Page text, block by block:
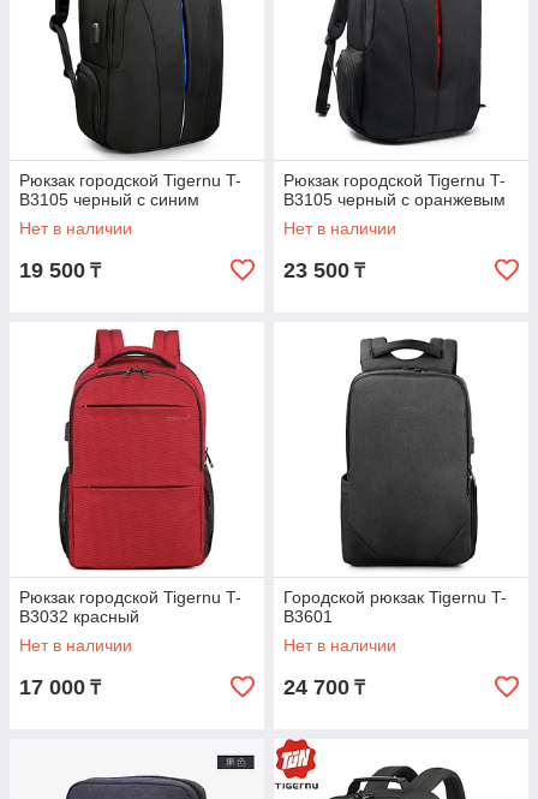
Рюкзак городской Tigernu T-
B3105 черный с синим
Нет в наличии
19 500 ₸
Рюкзак городской Tigernu T-
B3105 черный с оранжевым
Нет в наличии
23 500 ₸
Рюкзак городской Tigernu T-
B3032 красный
Нет в наличии
17 000 ₸
Городской рюкзак Tigernu T-
B3601
Нет в наличии
24 700 ₸